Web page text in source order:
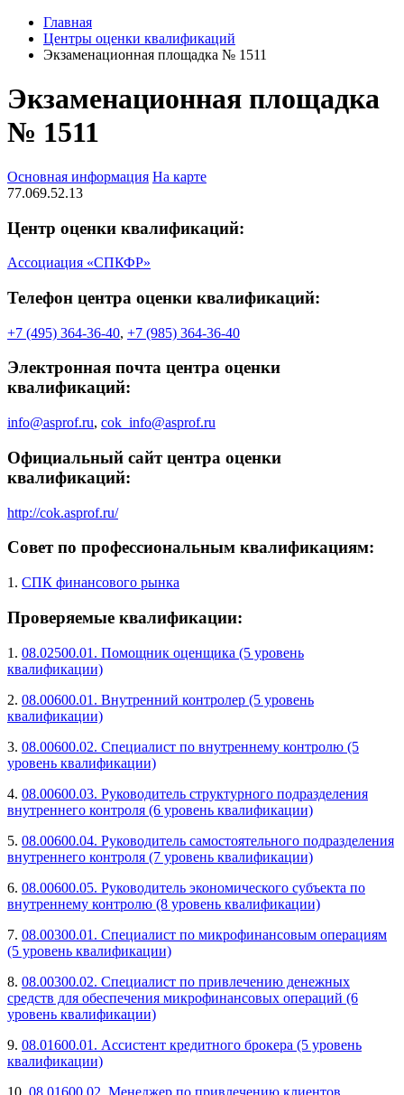
Главная
Центры оценки квалификаций
Экзаменационная площадка № 1511
Экзаменационная площадка
№ 1511
Основная информация На карте
77.069.52.13
Центр оценки квалификаций:
Ассоциация «СПКФР»
Телефон центра оценки квалификаций:
+7 (495) 364-36-40, +7 (985) 364-36-40
Электронная почта центра оценки
квалификаций:
info@asprof.ru, cok_info@asprof.ru
Официальный сайт центра оценки
квалификаций:
http://cok.asprof.ru/
Совет по профессиональным квалификациям:
1. СПК финансового рынка
Проверяемые квалификации:
1. 08.02500.01. Помощник оценщика (5 уровень
квалификации)
2. 08.00600.01. Внутренний контролер (5 уровень
квалификации)
3. 08.00600.02. Специалист по внутреннему контролю (5
уровень квалификации)
4. 08.00600.03. Руководитель структурного подразделения
внутреннего контроля (6 уровень квалификации)
5. 08.00600.04. Руководитель самостоятельного подразделения
внутреннего контроля (7 уровень квалификации)
6. 08.00600.05. Руководитель экономического субъекта по
внутреннему контролю (8 уровень квалификации)
7. 08.00300.01. Специалист по микрофинансовым операциям
(5 уровень квалификации)
8. 08.00300.02. Специалист по привлечению денежных
средств для обеспечения микрофинансовых операций (6
уровень квалификации)
9. 08.01600.01. Ассистент кредитного брокера (5 уровень
квалификации)
10. 08.01600.02. Менеджер по привлечению клиентов